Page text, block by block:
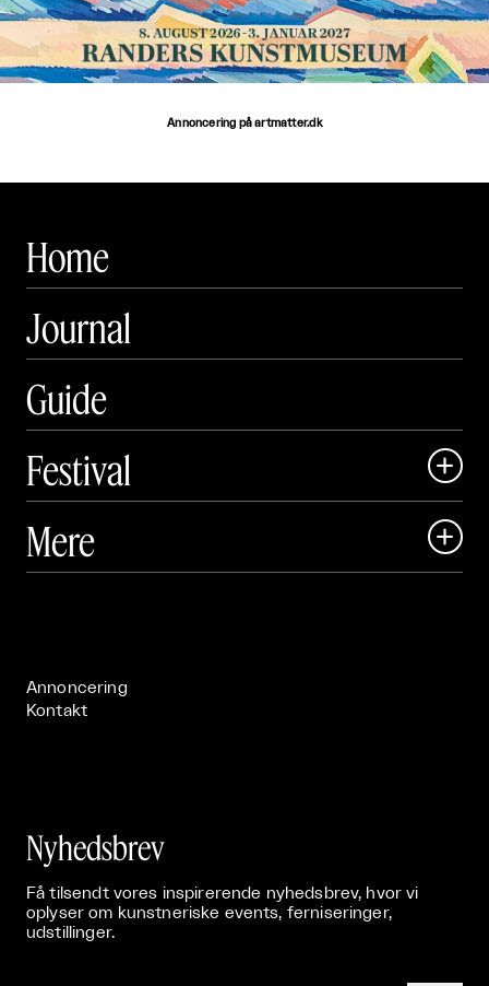
Annoncering på artmatter.dk
Home
Journal
Guide
Festival

 Art Matter Festival
Mere 
Annoncering
Kontakt
Nyhedsbrev
Få tilsendt vores inspirerende nyhedsbrev, hvor vi
oplyser om kunstneriske events, ferniseringer,
udstillinger.